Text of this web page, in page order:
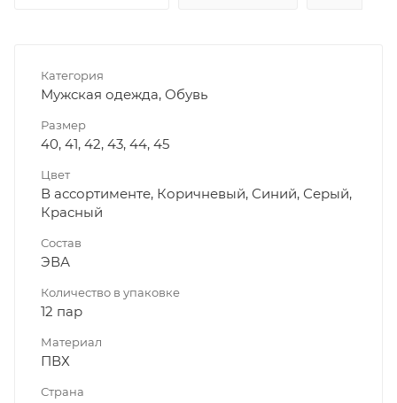
Категория
Мужская одежда, Обувь
Размер
40, 41, 42, 43, 44, 45
Цвет
В ассортименте, Коричневый, Синий, Серый,
Красный
Состав
ЭВА
Количество в упаковке
12 пар
Материал
ПВХ
Страна